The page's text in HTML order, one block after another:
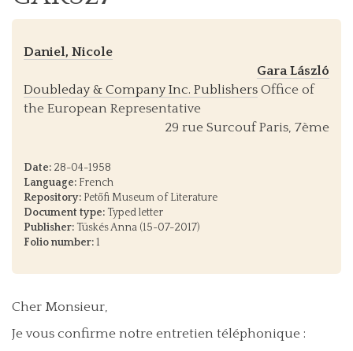
Daniel, Nicole
Gara László
Doubleday & Company Inc. Publishers Office of
the European Representative
29 rue Surcouf Paris, 7ème
Date: 28-04-1958
Language: French
Repository: Petőfi Museum of Literature
Document type: Typed letter
Publisher: Tüskés Anna (15-07-2017)
Folio number:1
Cher Monsieur,
Je vous confirme notre entretien téléphonique :